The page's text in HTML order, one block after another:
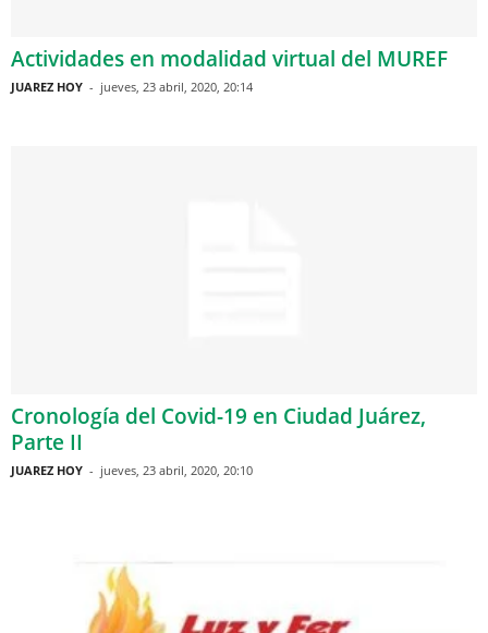
Actividades en modalidad virtual del MUREF
JUAREZ HOY - jueves, 23 abril, 2020, 20:14
Cronología del Covid-19 en Ciudad Juárez,
Parte II
JUAREZ HOY - jueves, 23 abril, 2020, 20:10